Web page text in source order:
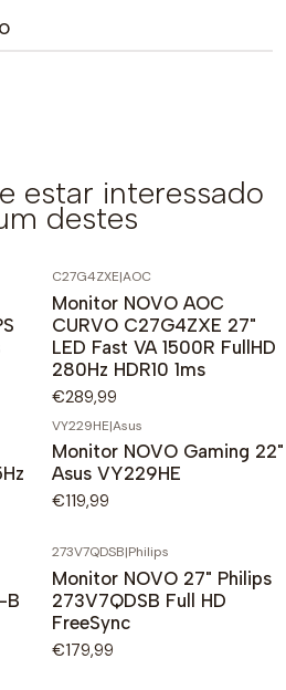
estar interessado
destes
C27G4ZXE|AOC
Monitor NOVO AOC
CURVO C27G4ZXE 27"
LED Fast VA 1500R FullHD
280Hz HDR10 1ms
€289,99
VY229HE|Asus
Monitor NOVO Gaming 22"
Asus VY229HE
€119,99
B
273V7QDSB|Philips
Monitor NOVO 27" Philips
273V7QDSB Full HD
FreeSync
€179,99